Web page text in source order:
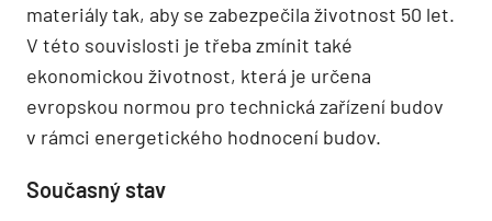
materiály tak, aby se zabezpečila životnost 50 let.
V této souvislosti je třeba zmínit také
ekonomickou životnost, která je určena
evropskou normou pro technická zařízení budov
v rámci energetického hodnocení budov.
Současný stav